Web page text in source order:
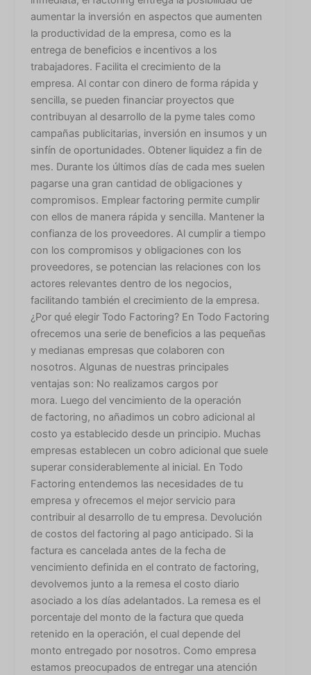
aumentar la inversión en aspectos que aumenten
la productividad de la empresa, como es la
entrega de beneficios e incentivos a los
trabajadores. Facilita el crecimiento de la
empresa. Al contar con dinero de forma rápida y
sencilla, se pueden financiar proyectos que
contribuyan al desarrollo de la pyme tales como
campañas publicitarias, inversión en insumos y un
sinfín de oportunidades. Obtener liquidez a fin de
mes. Durante los últimos días de cada mes suelen
pagarse una gran cantidad de obligaciones y
compromisos. Emplear factoring permite cumplir
con ellos de manera rápida y sencilla. Mantener la
confianza de los proveedores. Al cumplir a tiempo
con los compromisos y obligaciones con los
proveedores, se potencian las relaciones con los
actores relevantes dentro de los negocios,
facilitando también el crecimiento de la empresa.
¿Por qué elegir Todo Factoring? En Todo Factoring
ofrecemos una serie de beneficios a las pequeñas
y medianas empresas que colaboren con
nosotros. Algunas de nuestras principales
ventajas son: No realizamos cargos por
mora. Luego del vencimiento de la operación
de factoring, no añadimos un cobro adicional al
costo ya establecido desde un principio. Muchas
empresas establecen un cobro adicional que suele
superar considerablemente al inicial. En Todo
Factoring entendemos las necesidades de tu
empresa y ofrecemos el mejor servicio para
contribuir al desarrollo de tu empresa. Devolución
de costos del factoring al pago anticipado. Si la
factura es cancelada antes de la fecha de
vencimiento definida en el contrato de factoring,
devolvemos junto a la remesa el costo diario
asociado a los días adelantados. La remesa es el
porcentaje del monto de la factura que queda
retenido en la operación, el cual depende del
monto entregado por nosotros. Como empresa
estamos preocupados de entregar una atención